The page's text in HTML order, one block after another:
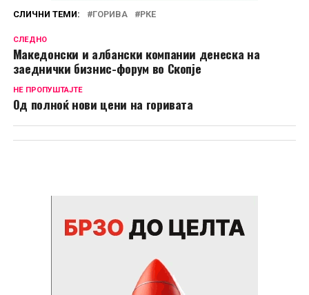
СЛИЧНИ ТЕМИ: ГОРИВА РКЕ
СЛЕДНО
Македонски и албански компании денеска на
заеднички бизнис-форум во Скопје
НЕ ПРОПУШТАЈТЕ
Од полноќ нови цени на горивата